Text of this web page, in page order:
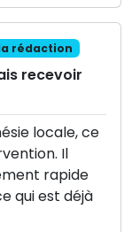
rédaction
recevoir
locale, ce
Il
rapide
qui est déjà